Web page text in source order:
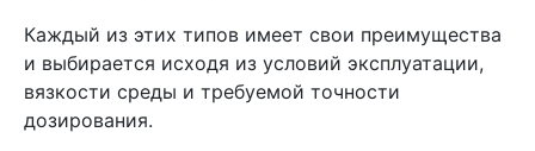
Каждый из этих типов имеет свои преимущества
и выбирается исходя из условий эксплуатации,
вязкости среды и требуемой точности
дозирования.